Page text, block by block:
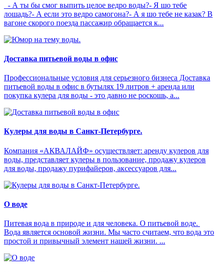
- А ты бы смог выпить целое ведро воды?- Я шо тебе
лошадь?- А если это ведро самогона?- А я шо тебе не казак? В
вагоне скорого поезда пассажир обращается к...
Доставка питьевой воды в офис
Профессиональные условия для серьезного бизнеса Доставка
питьевой воды в офис в бутылях 19 литров + аренда или
покупка кулера для воды - это давно не роскошь, а...
Кулеры для воды в Санкт-Петербурге.
Компания «АКВАЛАЙФ» осуществляет: аренду кулеров для
воды, представляет кулеры в пользование, продажу кулеров
для воды, продажу пурифайеров, аксессуаров для...
О воде
Питевая вода в природе и для человека. О питьевой воде.
Вода является основой жизни. Мы часто считаем, что вода это
простой и привычный элемент нашей жизни. ...